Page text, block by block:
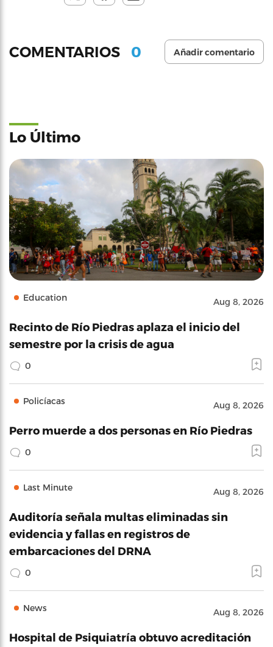
COMENTARIOS 0 Añadir comentario
Lo Último
Education Aug 8, 2026
Recinto de Río Piedras aplaza el inicio del
semestre por la crisis de agua
0
Policíacas Aug 8, 2026
Perro muerde a dos personas en Río Piedras
0
Last Minute Aug 8, 2026
Auditoría señala multas eliminadas sin
evidencia y fallas en registros de
embarcaciones del DRNA
0
News Aug 8, 2026
Hospital de Psiquiatría obtuvo acreditación